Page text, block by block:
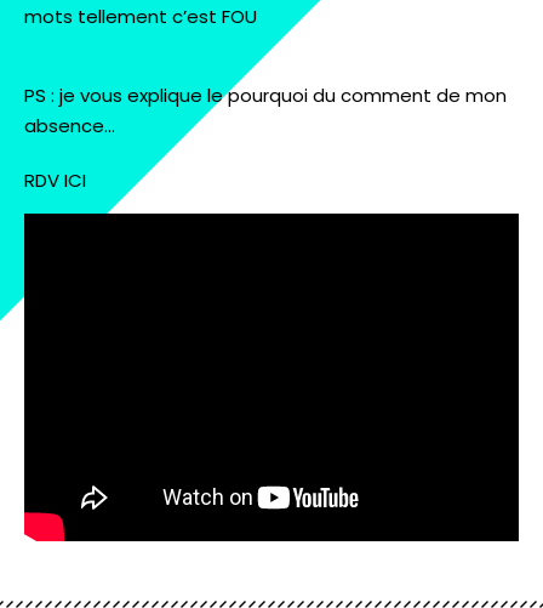
mots tellement c’est FOU
PS : je vous explique le pourquoi du comment de mon
absence…
RDV ICI